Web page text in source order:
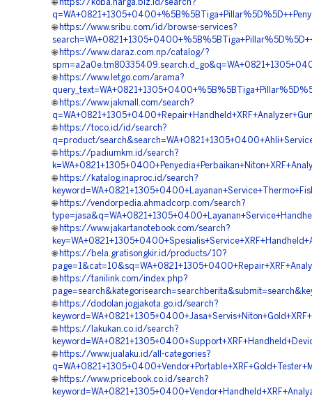
🌐 https://koba.harga.biz.id/search?
🌐 https://www.sribu.com/id/browse-services?
🌐 https://www.daraz.com.np/catalog/?
🌐 https://www.letgo.com/arama?
🌐 https://www.jakmall.com/search?
🌐 https://toco.id/id/search?
q=product/
🌐 https://padiumkm.id/search?
🌐 https://katalog.inaproc.id/search?
🌐 https://vendorpedia.ahmadcorp.com/search?
🌐 https://www.jakartanotebook.com/search?
🌐 https://bela.gratisongkir.id/products/10?
🌐 https://tanilink.com/index.php?
🌐 https://dodolan.jogjakota.go.id/search?
🌐 https://lakukan.co.id/search?
🌐 https://www.jualaku.id/all-categories?
🌐 https://www.pricebook.co.id/search?